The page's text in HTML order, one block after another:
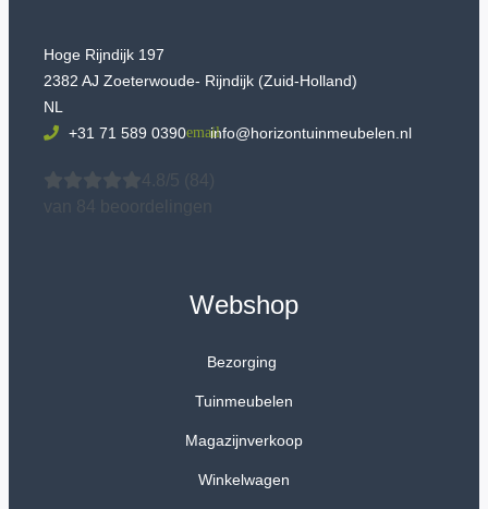
Hoge Rijndijk 197
2382 AJ Zoeterwoude- Rijndijk (Zuid-Holland)
NL
+31 71 589 0390
info@horizontuinmeubelen.nl
4.8/5
(84)
van 84 beoordelingen
Webshop
Bezorging
Tuinmeubelen
Magazijnverkoop
Winkelwagen